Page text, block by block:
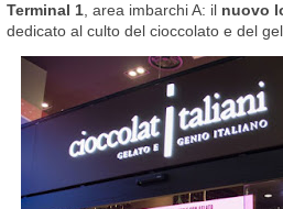
Terminal 1, area imbarchi A: il nuovo
dedicato al culto del cioccolato e del